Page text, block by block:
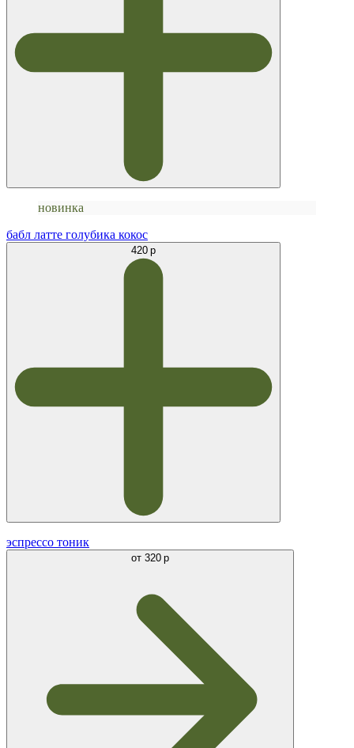
новинка
бабл латте голубика кокос
420 р
эспрессо тоник
от 320 р